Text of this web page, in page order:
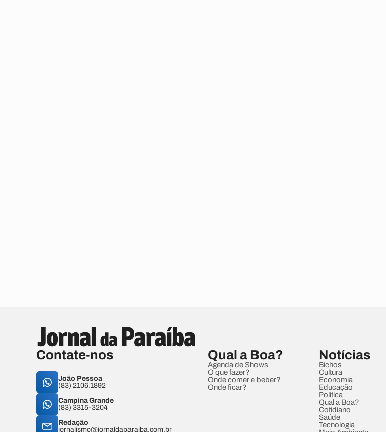
Contate-nos
João Pessoa
(83) 2106.1892
Campina Grande
(83) 3315-3204
Redação
jornalismo@jornaldaparaiba.com.br
Qual a Boa?
Agenda de Shows
O que fazer?
Onde comer e beber?
Onde ficar?
Notícias
Bichos
Cultura
Economia
Educação
Política
Qual a Boa?
Cotidiano
Saúde
Tecnologia